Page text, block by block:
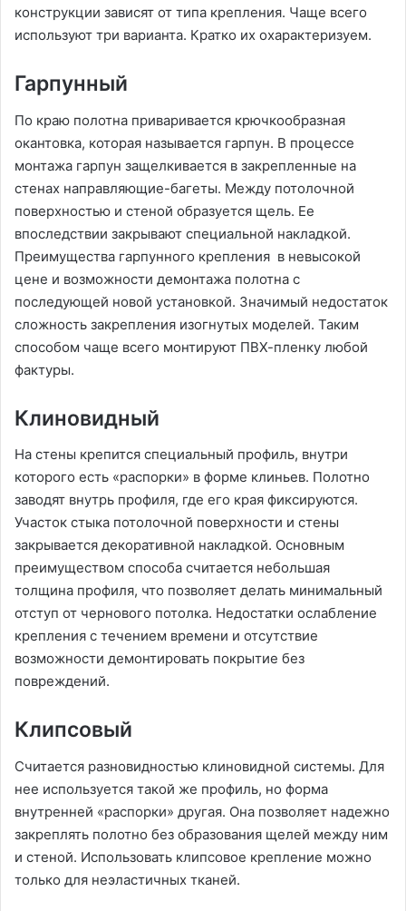
конструкции зависят от типа крепления. Чаще всего
используют три варианта. Кратко их охарактеризуем.
Гарпунный
По краю полотна приваривается крючкообразная
окантовка, которая называется гарпун. В процессе
монтажа гарпун защелкивается в закрепленные на
стенах направляющие-багеты. Между потолочной
поверхностью и стеной образуется щель. Ее
впоследствии закрывают специальной накладкой.
Преимущества гарпунного крепления в невысокой
цене и возможности демонтажа полотна с
последующей новой установкой. Значимый недостаток
сложность закрепления изогнутых моделей. Таким
способом чаще всего монтируют ПВХ-пленку любой
фактуры.
Клиновидный
На стены крепится специальный профиль, внутри
которого есть «распорки» в форме клиньев. Полотно
заводят внутрь профиля, где его края фиксируются.
Участок стыка потолочной поверхности и стены
закрывается декоративной накладкой. Основным
преимуществом способа считается небольшая
толщина профиля, что позволяет делать минимальный
отступ от чернового потолка. Недостатки ослабление
крепления с течением времени и отсутствие
возможности демонтировать покрытие без
повреждений.
Клипсовый
Считается разновидностью клиновидной системы. Для
нее используется такой же профиль, но форма
внутренней «распорки» другая. Она позволяет надежно
закреплять полотно без образования щелей между ним
и стеной. Использовать клипсовое крепление можно
только для неэластичных тканей.